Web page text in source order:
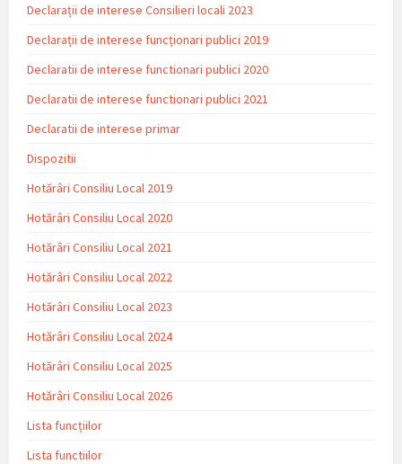
Declarații de interese Consilieri locali 2023
Declarații de interese funcționari publici 2019
Declaratii de interese functionari publici 2020
Declaratii de interese functionari publici 2021
Declaratii de interese primar
Dispozitii
Hotărâri Consiliu Local 2019
Hotărâri Consiliu Local 2020
Hotărâri Consiliu Local 2021
Hotărâri Consiliu Local 2022
Hotărâri Consiliu Local 2023
Hotărâri Consiliu Local 2024
Hotărâri Consiliu Local 2025
Hotărâri Consiliu Local 2026
Lista funcțiilor
Lista functiilor